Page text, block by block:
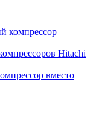
компрессор
Hitachi
вместо